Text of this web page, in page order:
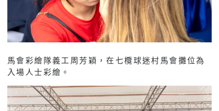
馬會彩繪隊義工周芳穎，在七欖球迷村馬會攤位為
入場人士彩繪。